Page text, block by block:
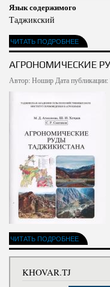
Язык содержимого
Таджикский
ЧИТАТЬ ПОДРОБНЕЕ
АГРОНОМИЧЕСКИЕ
Автор:НоширДата
ЧИТАТЬ ПОДРОБНЕЕ
KHOVAR.TJ